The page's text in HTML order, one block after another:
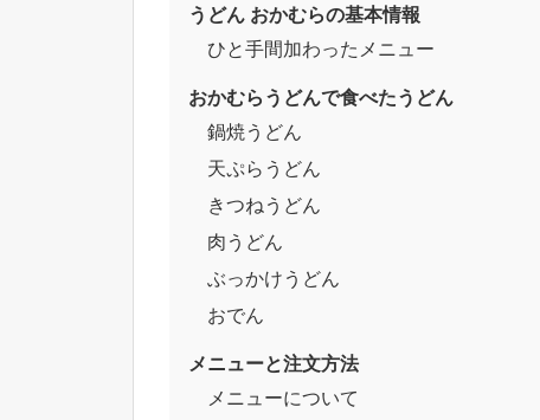
うどん おかむらの基本情報
ひと手間加わったメニュー
おかむらうどんで食べたうどん
鍋焼うどん
天ぷらうどん
きつねうどん
肉うどん
ぶっかけうどん
おでん
メニューと注文方法
メニューについて